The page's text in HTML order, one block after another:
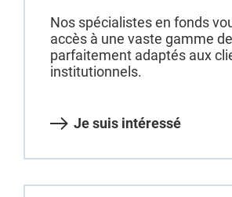
Nos spécialistes en fonds
accès à une vaste gamme
parfaitement adaptés aux
institutionnels.
Je suis intéressé